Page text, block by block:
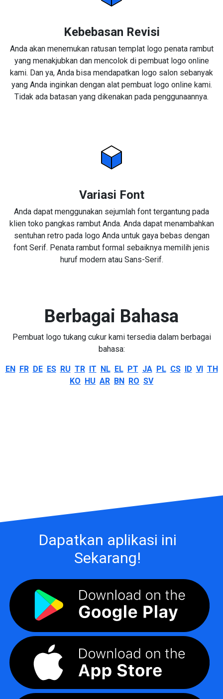
Kebebasan Revisi
Anda akan menemukan ratusan templat logo penata rambut
yang menakjubkan dan mencolok di pembuat logo online
kami. Dan ya, Anda bisa mendapatkan logo salon sebanyak
yang Anda inginkan dengan alat pembuat logo online kami.
Tidak ada batasan yang dikenakan pada penggunaannya.
Variasi Font
Anda dapat menggunakan sejumlah font tergantung pada
klien toko pangkas rambut Anda. Anda dapat menambahkan
sentuhan retro pada logo Anda untuk gaya bebas dengan
font Serif. Penata rambut formal sebaiknya memilih jenis
huruf modern atau Sans-Serif.
Berbagai Bahasa
Pembuat logo tukang cukur kami tersedia dalam berbagai
bahasa:
EN FR DE ES RU TR IT NL EL PT JA PL CS ID VI TH
KO HU AR BN RO SV
Dapatkan aplikasi ini
Sekarang!